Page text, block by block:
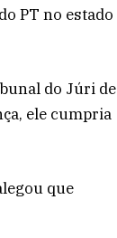
PT no estado
do Júri de
ele cumpria
que